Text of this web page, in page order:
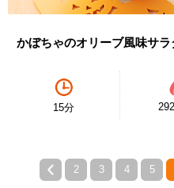
かぼちゃのオリーブ風味サラ
15分
2 3 4 5